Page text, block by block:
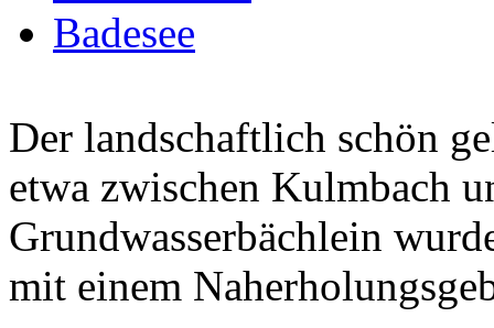
Badesee
Der landschaftlich schön
etwa zwischen Kulmbach
Grundwasserbächlein
mit einem